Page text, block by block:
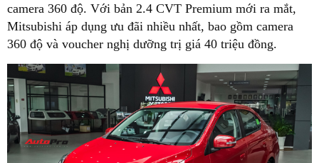
camera 360 độ. Với bản 2.4 CVT Premium mới ra mắt,
Mitsubishi áp dụng ưu đãi nhiều nhất, bao gồm camera
360 độ và voucher nghị dưỡng trị giá 40 triệu đồng.